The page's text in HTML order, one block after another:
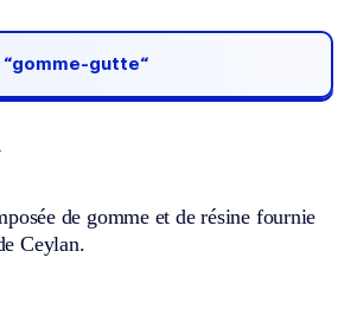
“gomme-gutte“
de gomme et de résine fournie
Ceylan.